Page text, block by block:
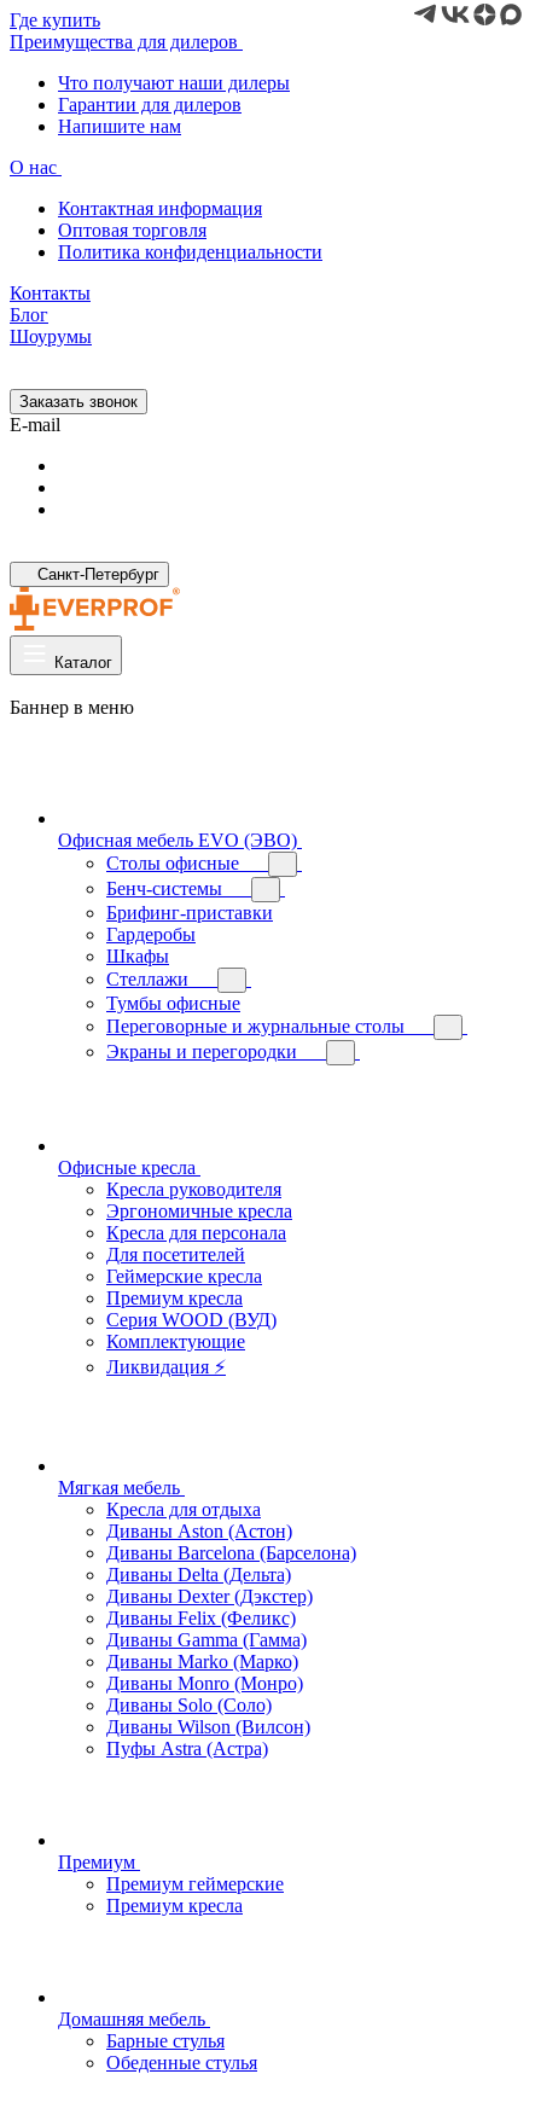
Где купить
Преимущества для дилеров
Что получают наши дилеры
Гарантии для дилеров
Напишите нам
О нас
Контактная информация
Оптовая торговля
Политика конфиденциальности
Контакты
Блог
Шоурумы
Заказать звонок
E-mail
Санкт-Петербург
Каталог
Баннер в меню
Офисная мебель EVO (ЭВО)
Cтолы офисные
Бенч-системы
Брифинг-приставки
Гардеробы
Шкафы
Стеллажи
Тумбы офисные
Переговорные и журнальные столы
Экраны и перегородки
Офисные кресла
Кресла руководителя
Эргономичные кресла
Кресла для персонала
Для посетителей
Геймерские кресла
Премиум кресла
Серия WOOD (ВУД)
Комплектующие
Ликвидация ⚡
Мягкая мебель
Кресла для отдыха
Диваны Aston (Астон)
Диваны Barcelona (Барселона)
Диваны Delta (Дельта)
Диваны Dexter (Дэкстер)
Диваны Felix (Феликс)
Диваны Gamma (Гамма)
Диваны Marko (Марко)
Диваны Monro (Монро)
Диваны Solo (Соло)
Диваны Wilson (Вилсон)
Пуфы Astra (Астра)
Премиум
Премиум геймерские
Премиум кресла
Домашняя мебель
Барные стулья
Обеденные стулья